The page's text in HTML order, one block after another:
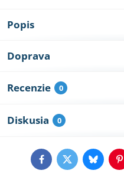
Popis
Doprava
Recenzie 0
Diskusia 0
FacebookTwitterBluesky